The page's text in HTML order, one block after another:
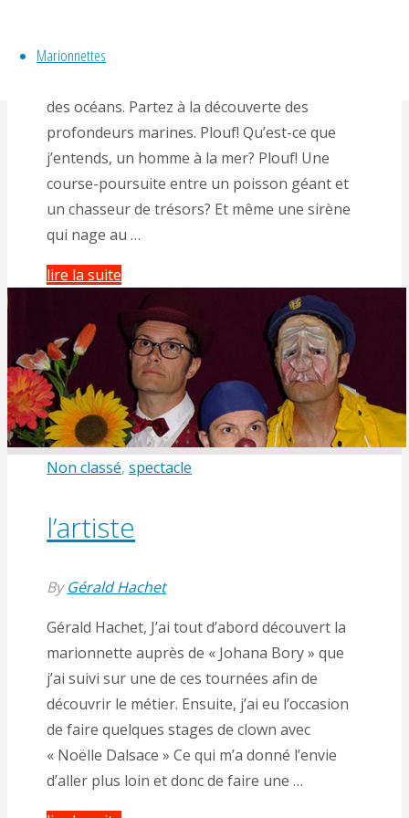
Marionnettes
Marionnettes, Masque et Ombres pour tout
des océans. Partez à la découverte des
profondeurs marines. Plouf! Qu’est-ce que
j’entends, un homme à la mer? Plouf! Une
course-poursuite entre un poisson géant et
un chasseur de trésors? Et même une sirène
qui nage au …
lire la suite
« Plouf
! »
le
spectacle"
Non classé,spectacle
l’artiste
By Gérald Hachet
Gérald Hachet, J’ai tout d’abord découvert la
marionnette auprès de « Johana Bory » que
j’ai suivi sur une de ces tournées afin de
découvrir le métier. Ensuite, j’ai eu l’occasion
de faire quelques stages de clown avec
« Noëlle Dalsace » Ce qui m’a donné l’envie
d’aller plus loin et donc de faire une …